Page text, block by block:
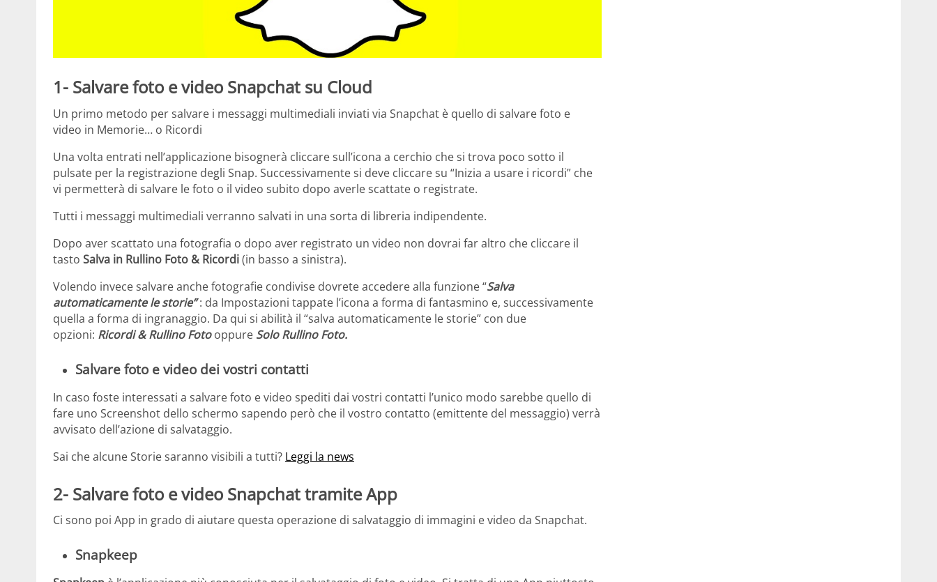
1- Salvare foto e video Snapchat su Cloud
Un primo metodo per salvare i messaggi multimediali inviati via Snapchat è quello di salvare foto e
video in Memorie… o Ricordi
Una volta entrati nell’applicazione bisognerà cliccare sull’icona a cerchio che si trova poco sotto il
pulsate per la registrazione degli Snap. Successivamente si deve cliccare su “Inizia a usare i ricordi” che
vi permetterà di salvare le foto o il video subito dopo averle scattate o registrate.
Tutti i messaggi multimediali verranno salvati in una sorta di libreria indipendente.
Dopo aver scattato una fotografia o dopo aver registrato un video non dovrai far altro che cliccare il
tasto Salva in Rullino Foto & Ricordi(in basso a sinistra).
Volendo invece salvare anche fotografie condivise dovrete accedere alla funzione “Salva
automaticamente le storie”: da Impostazioni tappate l’icona a forma di fantasmino e, successivamente
quella a forma di ingranaggio. Da qui si abilità il “salva automaticamente le storie” con due
opzioni: Ricordi & Rullino Fotooppure Solo RullinoFoto.
Salvare foto e video dei vostri contatti
In caso foste interessati a salvare foto e video spediti dai vostri contatti l’unico modo sarebbe quello di
fare uno Screenshot dello schermo sapendo però che il vostro contatto (emittente del messaggio) verrà
avvisato dell’azione di salvataggio.
Sai che alcune Storie saranno visibili a tutti? Leggi la news
2- Salvare foto e video Snapchat tramite App
Ci sono poi App in grado di aiutare questa operazione di salvataggio di immagini e video da Snapchat.
Snapkeep